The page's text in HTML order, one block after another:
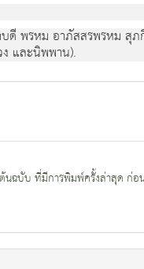
ดี พรหม อาภัสสรพรหม
และนิพพาน).
บับ ที่มีการพิมพ์ครั้งล่าสุด ก่อน